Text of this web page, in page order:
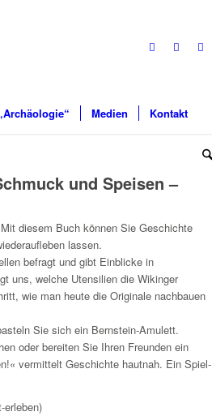
Medien Kontakt
und Speisen –
diesem Buch können Sie Geschichte
lassen.
befragt und gibt Einblicke in
uns, welche Utensilien die Wikinger
wie man heute die Originale nachbauen
Sie sich ein Bernstein-Amulett.
oder bereiten Sie Ihren Freunden ein
vermittelt Geschichte hautnah. Ein Spiel-
erleben)